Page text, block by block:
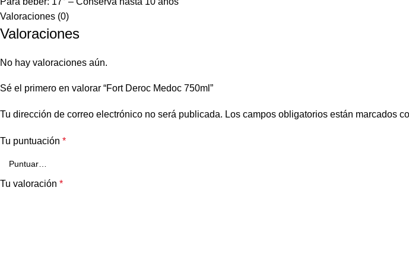
Valoraciones (0)
Valoraciones
No hay valoraciones aún.
Sé el primero en valorar “Fort Deroc Medoc 750ml”
Tu dirección de correo electrónico no será publicada. Los campos obligatorios están marcados
Tu puntuación *
Tu valoración *